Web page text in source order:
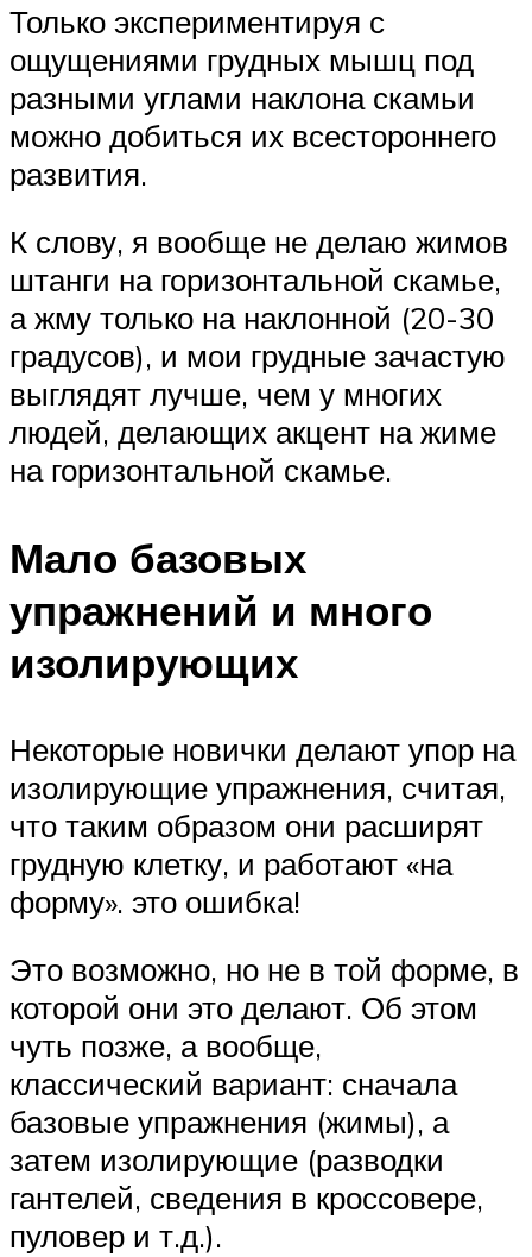
Только экспериментируя с
ощущениями грудных мышц под
разными углами наклона скамьи
можно добиться их всестороннего
развития.
К слову, я вообще не делаю жимов
штанги на горизонтальной скамье,
а жму только на наклонной (20-30
градусов), и мои грудные зачастую
выглядят лучше, чем у многих
людей, делающих акцент на жиме
на горизонтальной скамье.
Мало базовых
упражнений и много
изолирующих
Некоторые новички делают упор на
изолирующие упражнения, считая,
что таким образом они расширят
грудную клетку, и работают «на
форму». это ошибка!
Это возможно, но не в той форме, в
которой они это делают. Об этом
чуть позже, а вообще,
классический вариант: сначала
базовые упражнения (жимы), а
затем изолирующие (разводки
гантелей, сведения в кроссовере,
пуловер и т.д.).